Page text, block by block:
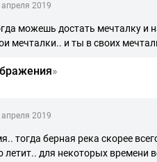
апреля 2019
можешь достать мечталку и
мечталки.. и ты в своих
»
апреля 2019
тогда берная река скорее
летит.. для некоторых